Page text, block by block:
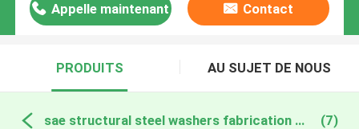
Appelle maintenant Contact
PRODUITS AU SUJET DE NOUS
sae structural steel washers fabrication en ligne (7)